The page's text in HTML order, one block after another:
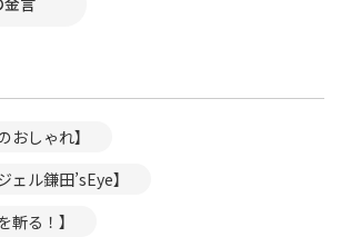
おしゃれ】
ル鎌田’sEye】
斬る！】